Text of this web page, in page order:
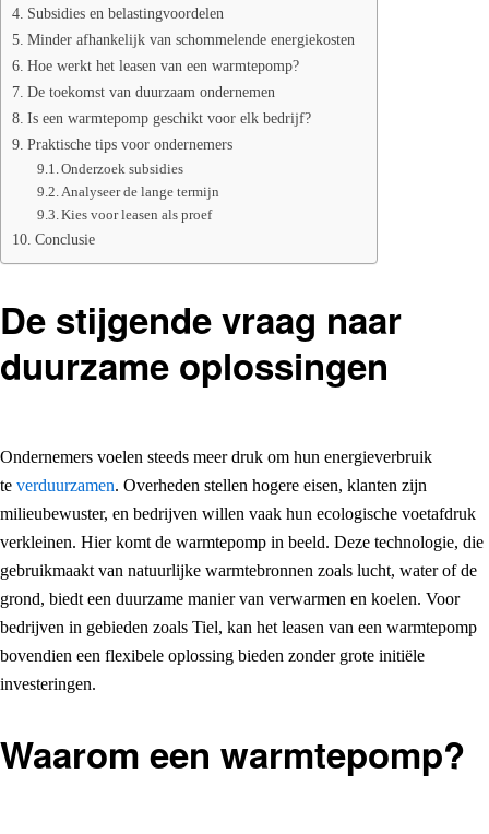
Subsidies en belastingvoordelen
Minder afhankelijk van schommelende energiekosten
Hoe werkt het leasen van een warmtepomp?
De toekomst van duurzaam ondernemen
Is een warmtepomp geschikt voor elk bedrijf?
Praktische tips voor ondernemers
Onderzoek subsidies
Analyseer de lange termijn
Kies voor leasen als proef
Conclusie
De stijgende vraag naar
duurzame oplossingen
Ondernemers voelen steeds meer druk om hun energieverbruik
te verduurzamen. Overheden stellen hogere eisen, klanten zijn
milieubewuster, en bedrijven willen vaak hun ecologische voetafdruk
verkleinen. Hier komt de warmtepomp in beeld. Deze technologie, die
gebruikmaakt van natuurlijke warmtebronnen zoals lucht, water of de
grond, biedt een duurzame manier van verwarmen en koelen. Voor
bedrijven in gebieden zoals Tiel, kan het leasen van een warmtepomp
bovendien een flexibele oplossing bieden zonder grote initiële
investeringen.
Waarom een warmtepomp?